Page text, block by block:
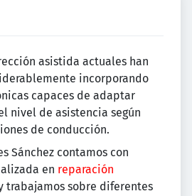
asistida actuales han
incorporando
capaces de adaptar
nivel de asistencia según
de conducción.
Sánchez contamos con
en reparación
trabajamos sobre diferentes